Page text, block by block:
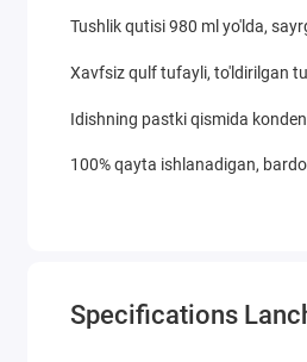
Tushlik qutisi 980 ml yo'lda,
Xavfsiz qulf tufayli, to'ldirilgan
Idishning pastki qismida
100% qayta ishlanadigan,
Specifications